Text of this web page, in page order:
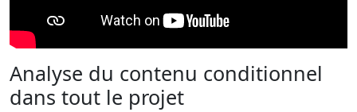
Analyse du contenu conditionnel
dans tout le projet